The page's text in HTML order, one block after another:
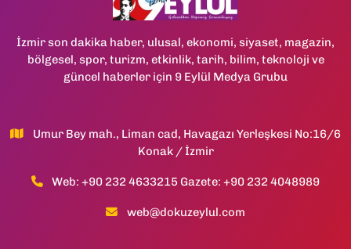
İzmir son dakika haber, ulusal, ekonomi, siyaset, magazin,
bölgesel, spor, turizm, etkinlik, tarih, bilim, teknoloji ve
güncel haberler için 9 Eylül Medya Grubu
Umur Bey mah., Liman cad, Havagazı Yerleşkesi No:16/6
Konak / İzmir
Web: +90 232 4633215 Gazete: +90 232 4048989
web@dokuzeylul.com